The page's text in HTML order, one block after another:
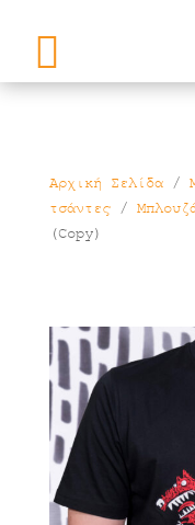
Αρχική Σελίδα/
τσάντες/
(Copy)